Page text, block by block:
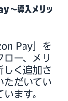
～導入メリッ
Pay」を
ー、メリ
しく追加さ
ただいてい
ます。